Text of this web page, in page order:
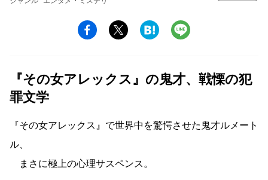
『その女アレックス』の鬼才、戦慄の犯
罪文学
『その女アレックス』で世界中を驚愕させた鬼才ルメート
ル、
まさに極上の心理サスペンス。